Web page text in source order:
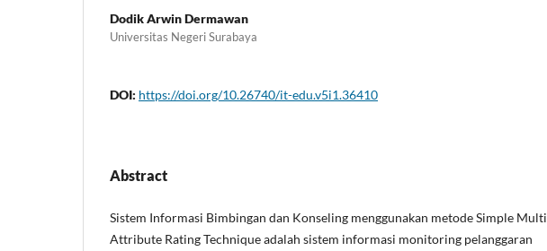
Dodik Arwin Dermawan
Universitas Negeri Surabaya
DOI: https://doi.org/10.26740/it-edu.v5i1.36410
Abstract
Sistem Informasi Bimbingan dan Konseling menggunakan metode Simple Multi
Attribute Rating Technique adalah sistem informasi monitoring pelanggaran